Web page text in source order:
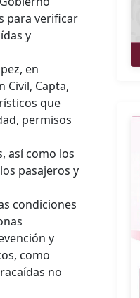
para verificar
y
en
Civil, Capta,
que
permisos
así como los
pasajeros y
condiciones
y
como
no